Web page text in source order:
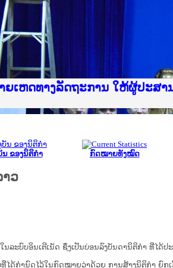
ງລັດຖະການ ແລະ ແອັບກົດໝາຍ
ເຫດທາງລັດຖະການ ໃຫ້ຜູ້ປະສາ
ຕັ້ງປະຕິບັດວຽກງານຈົດໝາຍເຫດ
ານຈົດໝາຍເຫດທາງລັດຖະການ
ານຈົດໝາຍເຫດທາງລັດຖະການ
ເວັບໄຊຈົດໝາຍເຫດທາງລັດຖ
ເວັບໄຊຈົດໝາຍເຫດທາງລັດຖ
ດທາງລັດຖະການໃຫ້ຜູ້ປະສານງ
ເຫດທາງລັດຖະການ ໃຫ້ຜູ້ປະສາ
ຂອງນິຕິກໍາ ກົດໝາຍທັງໝົດ
ວ
ະ​ບົບ​ອິນ​ເຕີ​ເນັດ ຊຶ່ງ​ເປັນ​ບ່ອນ​ລົງ​ບັນ​ດາ​ນິ​ຕິ​ກຳ ທີ່ໄດ້ປ
ດ້​ກຳ​ນົດ​ໄວ້​ໃນ​ກົດ​ໝາຍ​ວ່າ​ດ້ວຍ​ ການ​ສ້າງ​ນິ​ຕິ​ກຳ ຍົກ​